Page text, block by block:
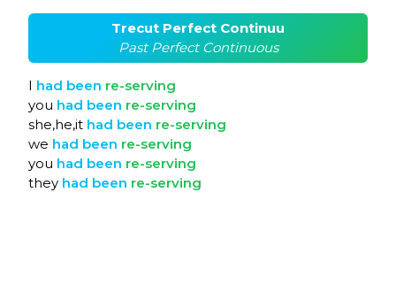
Trecut Perfect Continuu
Past Perfect Continuous
I had been re-serving
you had been re-serving
she,he,it had been re-serving
we had been re-serving
you had been re-serving
they had been re-serving